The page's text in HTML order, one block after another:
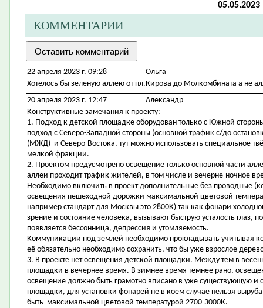
05.05.2023
КОММЕНТАРИИ
22 апреля 2023 г. 09:28
Ольга
Хотелось бы зеленую аллею от пл.Кирова до Молкомбината а не
20 апреля 2023 г. 12:47
Александр
Конструктивные замечания к проекту:
1. Подход к детской площадке оборудован только с Южной
подход с Северо-Западной стороны (основной трафик с/до
(МЖД) и Северо-Востока, тут можно использовать специальное
мелкой фракции.
2. Проектом предусмотрено освещение только основной части
аллеи проходит трафик жителей, в том числе и вечерне-ночное
Необходимо включить в проект дополнительные без проводные
освещения пешеходной дорожки максимальной цветовой
например стандарт для Москвы это 2800К) так как фонари
зрение и состояние человека, вызывают быструю усталость глаз,
появляется бессонница, депрессия и утомляемость.
Коммуникации под землей необходимо прокладывать учитывая
её обязательно необходимо сохранить, что бы уже взрослое
3. В проекте нет освещения детской площадки. Между тем в
площадки в вечернее время. В зимнее время темнее рано,
освещение должно быть грамотно вписано в уже существующую и
площадки, для установки фонарей не в коем случае нельзя
быть максимальной цветовой температурой 2700-3000К.